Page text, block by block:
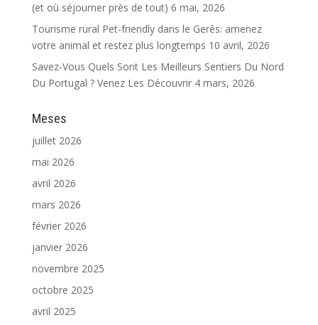
(et où séjourner près de tout) 6 mai, 2026
Tourisme rural Pet-friendly dans le Gerês: amenez
votre animal et restez plus longtemps 10 avril, 2026
Savez-Vous Quels Sont Les Meilleurs Sentiers Du Nord
Du Portugal ? Venez Les Découvrir 4 mars, 2026
Meses
juillet 2026
mai 2026
avril 2026
mars 2026
février 2026
janvier 2026
novembre 2025
octobre 2025
avril 2025